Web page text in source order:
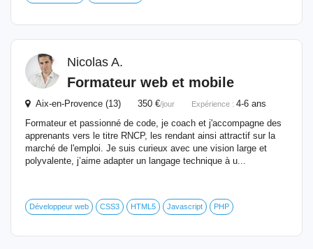
Nicolas A.
Formateur web et mobile
Aix-en-Provence (13) 350 €/jour Expérience : 4-6 ans
Formateur et passionné de code, je coach et j'accompagne des
apprenants vers le titre RNCP, les rendant ainsi attractif sur la
marché de l'emploi. Je suis curieux avec une vision large et
polyvalente, j’aime adapter un langage technique à u...
Développeur web CSS3 HTML5 Javascript PHP